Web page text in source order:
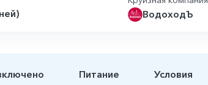
ВодоходЪ
Питание Условия